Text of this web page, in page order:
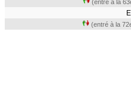
(entré à la
(entré à la